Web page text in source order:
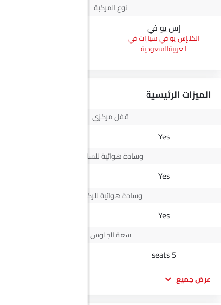
نوع المركبة
إس يو في
إس يو في سيارات في
العربيةالسعودية
الميزات الرئيسية
قفل مركزي
Yes
وسادة هوائية للسائق
Yes
وسادة هوائية للركاب
Yes
سعة الجلوس
5 seats
عرض جميع